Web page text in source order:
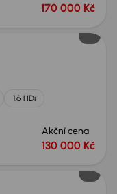
170 000 Kč
1.6 HDi
Akční cena
130 000 Kč